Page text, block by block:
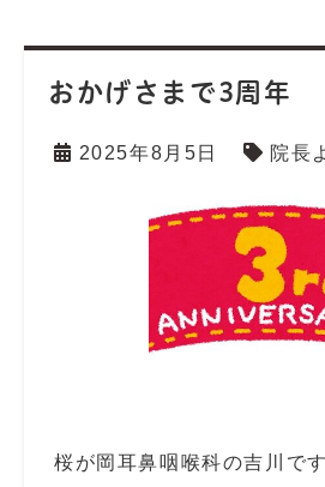
おかげさまで3周年
2025年8月5日 院長
桜が岡耳鼻咽喉科の吉川で